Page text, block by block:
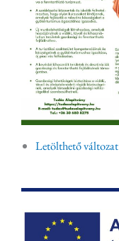
Letölthető változat